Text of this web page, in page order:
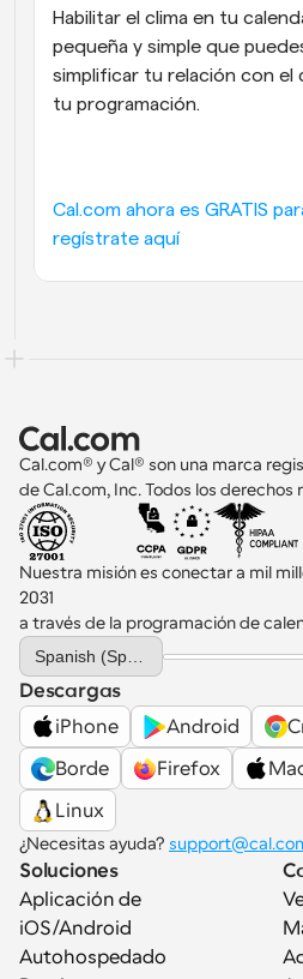
Habilitar el clima en tu
pequeña y simple que
simplificar tu relación con el
tu programación.
Cal.com ahora es GRATIS
regístrate aquí
Cal.com® y Cal® son una marca
de Cal.com, Inc. Todos los derechos
Nuestra misión es conectar a mil
2031
a través de la programación de
Select Language
Descargas
iPhone
Android
Borde
Firefox
Linux
¿Necesitas ayuda?
Soluciones
Aplicación de
iOS/Android
Autohospedado